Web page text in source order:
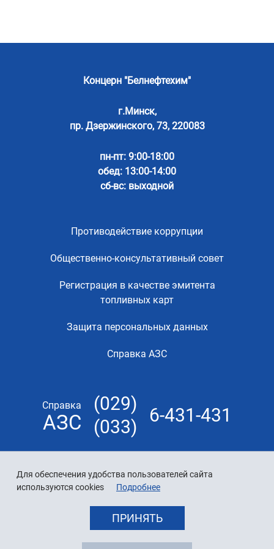
Для обеспечения удобства пользователей сайта
используются cookies
Подробнее
ПРИНЯТЬ
Концерн "Белнефтехим"
г.Минск,
пр. Дзержинского, 73, 220083
пн-пт: 9:00-18:00
обед: 13:00-14:00
сб-вс: выходной
Противодействие коррупции
Общественно-консультативный совет
Регистрация в качестве эмитента
топливных карт
Защита персональных данных
Справка АЗС
Справка
АЗС
(029)
(033)
6-431-431